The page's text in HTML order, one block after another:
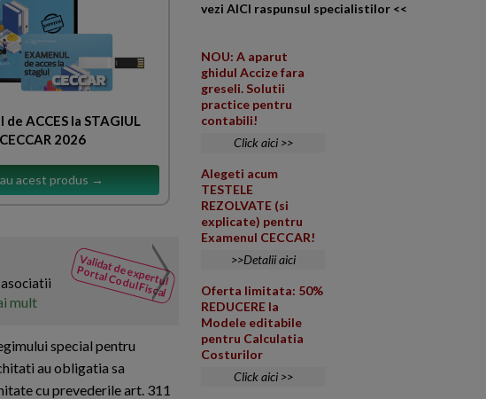
de ACCES la STAGIUL
CECCAR 2026
acest produs →
Validat de expertul
Portal Codul Fiscal
mult
NOUTATI
Fiscal
Firma in Suedia cu actionar
special pentru
au obligatia sa
cu prevederile art. 311
vezi AICI raspunsul specialistilor <<
NOU: A aparut
ghidul Accize fara
greseli. Solutii
practice pentru
contabili!
Click aici >>
Alegeti acum
TESTELE
REZOLVATE (si
explicate) pentru
Examenul CECCAR!
>>Detalii aici
Oferta limitata: 50%
REDUCERE la
Modele editabile
pentru Calculatia
Costurilor
Click aici >>